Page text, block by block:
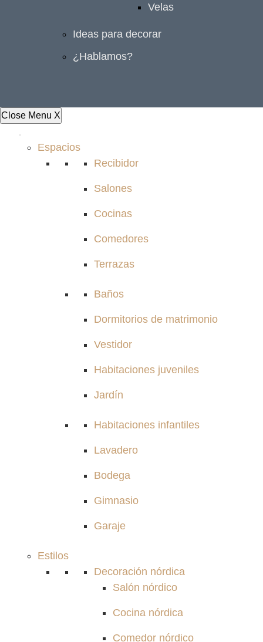
Velas
Ideas para decorar
¿Hablamos?
Close Menu X
Espacios
Recibidor
Salones
Cocinas
Comedores
Terrazas
Baños
Dormitorios de matrimonio
Vestidor
Habitaciones juveniles
Jardín
Habitaciones infantiles
Lavadero
Bodega
Gimnasio
Garaje
Estilos
Decoración nórdica
Salón nórdico
Cocina nórdica
Comedor nórdico